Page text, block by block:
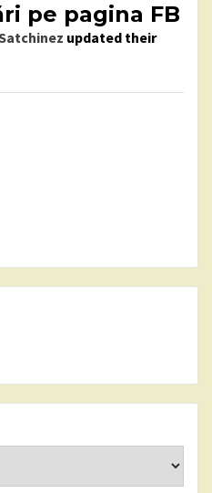
pe pagina FB
updated their